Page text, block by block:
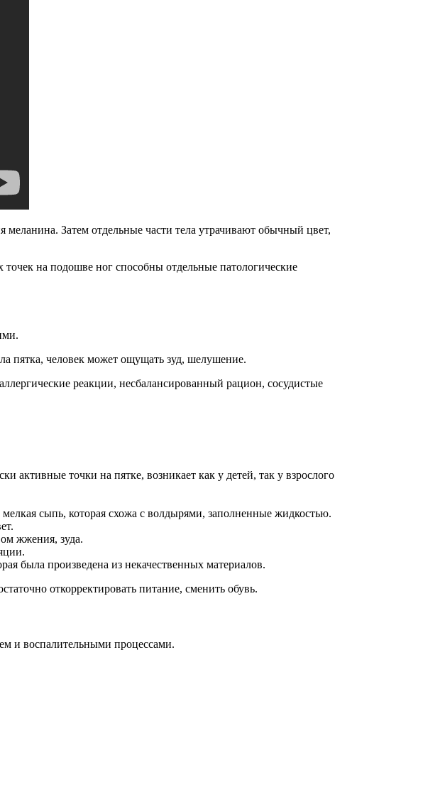
Затем отдельные части тела утрачивают обычный цвет,
на подошве ног способны отдельные патологические
пятка, человек может ощущать зуд, шелушение.
реакции, несбалансированный рацион, сосудистые
активные точки на пятке, возникает как у детей, так у взрослого
сыпь, которая схожа с волдырями, заполненные жидкостью.
жжения, зуда.
была произведена из некачественных материалов.
откорректировать питание, сменить обувь.
и воспалительными процессами.